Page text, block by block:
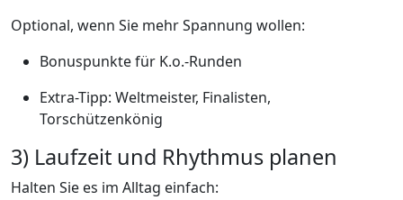
Optional, wenn Sie mehr Spannung wollen:
Bonuspunkte für K.o.-Runden
Extra-Tipp: Weltmeister, Finalisten,
Torschützenkönig
3) Laufzeit und Rhythmus planen
Halten Sie es im Alltag einfach: